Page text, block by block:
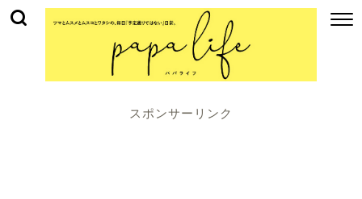
スポンサーリンク